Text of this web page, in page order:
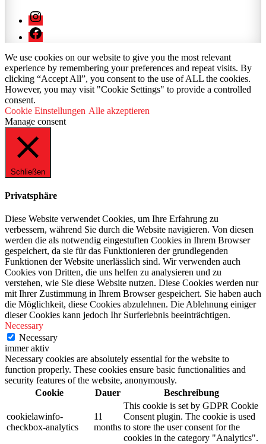
Instagram
Facebook
We use cookies on our website to give you the most relevant
experience by remembering your preferences and repeat visits. By
clicking “Accept All”, you consent to the use of ALL the cookies.
However, you may visit "Cookie Settings" to provide a controlled
consent.
Cookie Einstellungen Alle akzeptieren
Manage consent
Schließen
Privatsphäre
Diese Website verwendet Cookies, um Ihre Erfahrung zu
verbessern, während Sie durch die Website navigieren. Von diesen
werden die als notwendig eingestuften Cookies in Ihrem Browser
gespeichert, da sie für das Funktionieren der grundlegenden
Funktionen der Website unerlässlich sind. Wir verwenden auch
Cookies von Dritten, die uns helfen zu analysieren und zu
verstehen, wie Sie diese Website nutzen. Diese Cookies werden nur
mit Ihrer Zustimmung in Ihrem Browser gespeichert. Sie haben auch
die Möglichkeit, diese Cookies abzulehnen. Die Ablehnung einiger
dieser Cookies kann jedoch Ihr Surferlebnis beeinträchtigen.
Necessary
Necessary
immer aktiv
Necessary cookies are absolutely essential for the website to
function properly. These cookies ensure basic functionalities and
security features of the website, anonymously.
Cookie
Dauer Beschreibung
cookielawinfo-
checkbox-analytics
11
months
This cookie is set by GDPR Cookie
Consent plugin. The cookie is used
to store the user consent for the
cookies in the category "Analytics".